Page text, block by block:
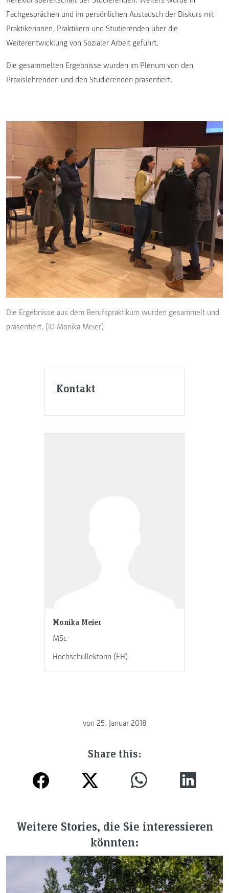
Kontakt
Monika Meier
MSc
Hochschullektorin (FH)
Fachgesprächen und im persönlichen Austausch der Diskurs mit
Praktikerinnen, Praktikern und Studierenden über die
Weiterentwicklung von Sozialer Arbeit geführt.
Die gesammelten Ergebnisse wurden im Plenum von den
Praxislehrenden und den Studierenden präsentiert.
Die Ergebnisse aus dem Berufspraktikum wurden gesammelt und
präsentiert. (© Monika Meier)
von 25. Januar 2018
Share this:
Weitere Stories, die Sie interessieren
könnten: